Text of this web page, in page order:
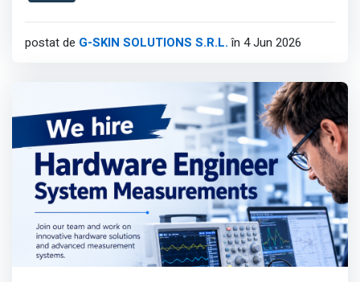
Afișează tot
postat de G-SKIN SOLUTIONS S.R.L. în 4 Jun 2026